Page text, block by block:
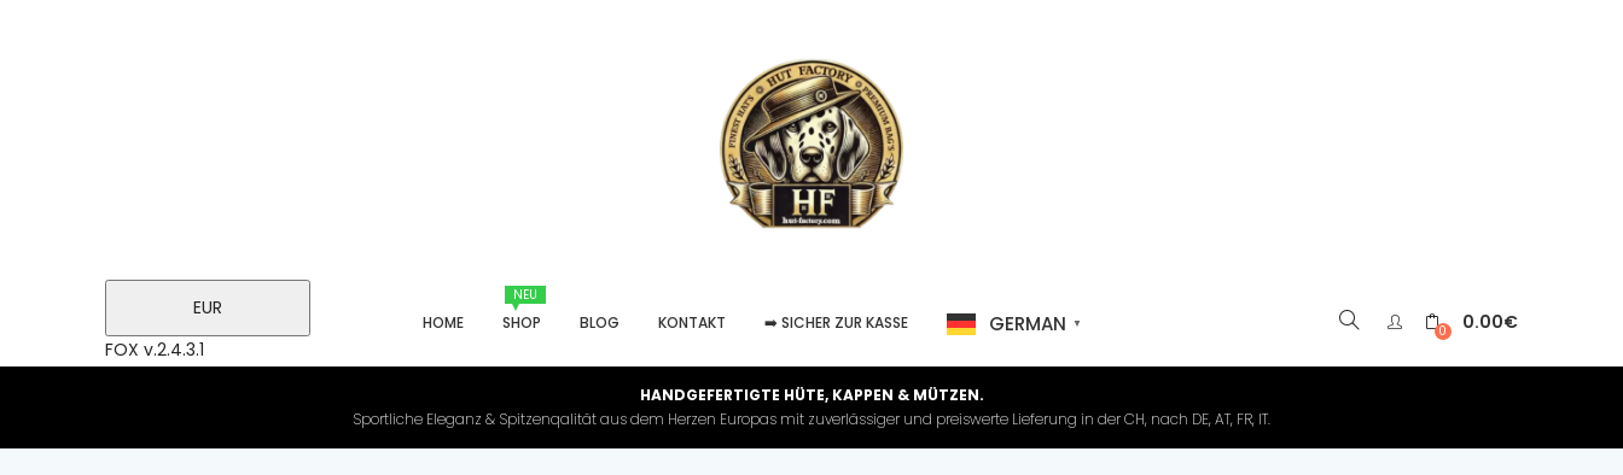
EUR
FOX v.2.4.3.1
HOME
NEU
SHOP BLOG KONTAKT ➡️ SICHER ZUR KASSE GERMAN ▼ 0 0.00€
HANDGEFERTIGTE HÜTE, KAPPEN & MÜTZEN.
Sportliche Eleganz & Spitzenqalität aus dem Herzen Europas mit zuverlässiger und preiswerte Lieferung in der CH, nach DE, AT, FR, IT.